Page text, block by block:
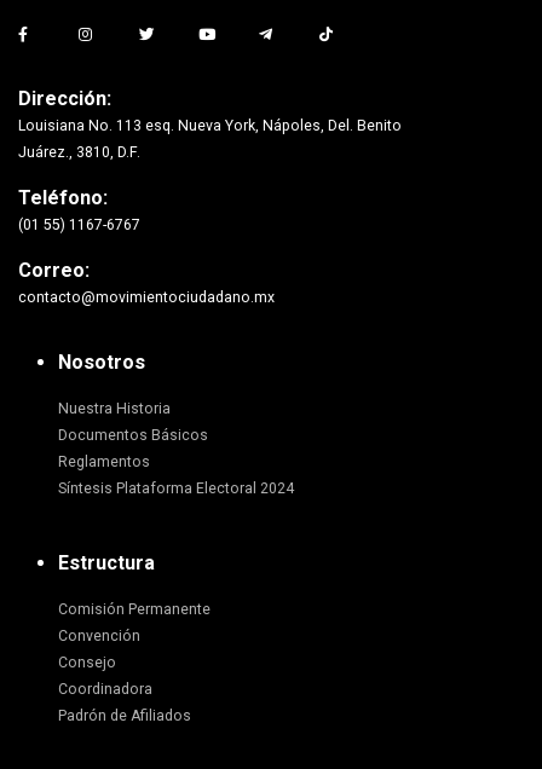
Dirección:
Louisiana No. 113 esq. Nueva York, Nápoles, Del. Benito
Juárez., 3810, D.F.
Teléfono:
(01 55) 1167-6767
Correo:
contacto@movimientociudadano.mx
Nosotros
Nuestra Historia
Documentos Básicos
Reglamentos
Síntesis Plataforma Electoral 2024
Estructura
Comisión Permanente
Convención
Consejo
Coordinadora
Padrón de Afiliados